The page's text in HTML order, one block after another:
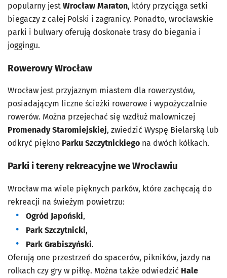
popularny jest Wrocław Maraton, który przyciąga setki
biegaczy z całej Polski i zagranicy. Ponadto, wrocławskie
parki i bulwary oferują doskonałe trasy do biegania i
joggingu.
Rowerowy Wrocław
Wrocław jest przyjaznym miastem dla rowerzystów,
posiadającym liczne ścieżki rowerowe i wypożyczalnie
rowerów. Można przejechać się wzdłuż malowniczej
Promenady Staromiejskiej, zwiedzić Wyspę Bielarską lub
odkryć piękno Parku Szczytnickiego na dwóch kółkach.
Parki i tereny rekreacyjne we Wrocławiu
Wrocław ma wiele pięknych parków, które zachęcają do
rekreacji na świeżym powietrzu:
Ogród Japoński,
Park Szczytnicki,
Park Grabiszyński.
Oferują one przestrzeń do spacerów, pikników, jazdy na
rolkach czy gry w piłkę. Można także odwiedzić Hale